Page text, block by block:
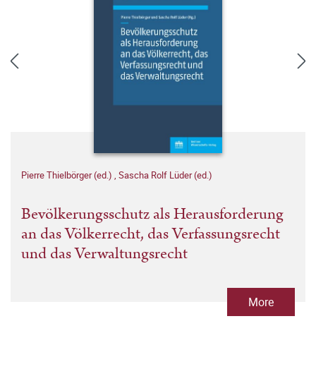
Pierre Thielbörger (ed.) , Sascha Rolf Lüder (ed.)
Bevölkerungsschutz als Herausforderung
an das Völkerrecht, das Verfassungsrecht
und das Verwaltungsrecht
More